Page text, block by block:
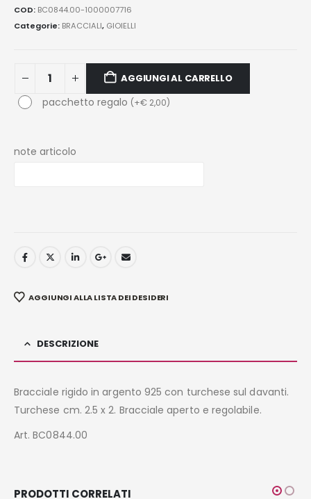
COD: BC0844.00-1000007716
Categorie: BRACCIALI, GIOIELLI
AGGIUNGI AL CARRELLO
pacchetto regalo (+€2,00)
note articolo
AGGIUNGI ALLA LISTA DEI DESIDERI
DESCRIZIONE
Bracciale rigido in argento 925 con turchese sul davanti.
Turchese cm. 2.5 x 2. Bracciale aperto e regolabile.
Art. BC0844.00
PRODOTTI CORRELATI